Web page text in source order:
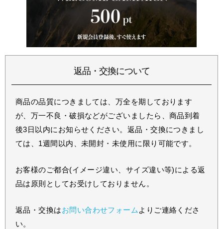
返品・交換について
商品の品質につきましては、万全を期しております
が、万一不良・破損などがございましたら、商品到着
後3日以内にお知らせください。返品・交換につきまし
ては、1週間以内、未開封・未使用に限り可能です。
お客様のご都合(イメージ違い、サイズ違い等)による返
品は原則としてお受けしておりません。
返品・交換はお問い合わせフォーム よりご連絡くださ
い。